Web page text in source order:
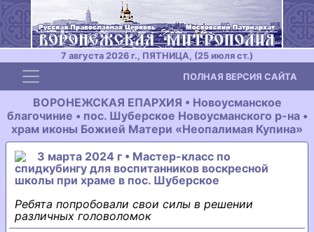
7 августа 2026 г., ПЯТНИЦА, (25 июля ст.)
Toggle navigation ПОЛНАЯ ВЕРСИЯ САЙТА
ВОРОНЕЖСКАЯ ЕПАРХИЯ • Новоусманское
благочиние • пос. Шуберское Новоусманского р-на •
храм иконы Божией Матери «Неопалимая Купина»
3 марта 2024 г • Мастер-класс по
спидкубингу для воспитанников воскресной
школы при храме в пос. Шуберское
Ребята попробовали свои силы в решении
различных головоломок